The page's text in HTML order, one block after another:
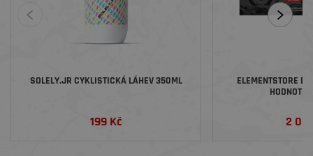
SOLELY.JR CYKLISTICKÁ LÁHEV 350ML
199 Kč
ELEMENTSTORE
2